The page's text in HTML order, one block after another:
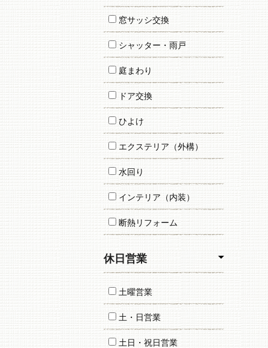
窓サッシ交換
シャッター・雨戸
庭まわり
ドア交換
ひよけ
エクステリア（外構）
水回り
インテリア（内装）
断熱リフォーム
休日営業
土曜営業
土・日営業
土日・祝日営業